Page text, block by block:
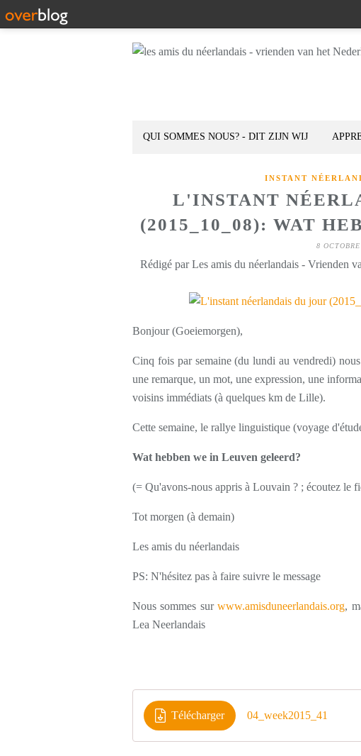
QUI SOMMES NOUS? - DIT ZIJN WIJ
INSTANT
L'INSTANT
(2015_10_08): WAT
8
Rédigé par Les amis du néerlandais - Vrienden
Bonjour (Goeiemorgen),
Cinq fois par semaine (du lundi au vendredi)
une remarque, un mot, une expression, une
voisins immédiats (à quelques km de Lille).
Cette semaine, le rallye linguistique (voyage
Wat hebben we in Leuven geleerd?
(= Qu'avons-nous appris à Louvain ? ; écoutez le
Tot morgen (à demain)
Les amis du néerlandais
PS: N'hésitez pas à faire suivre le message
Nous sommes surwww.amisduneerlandais.org,
Lea Neerlandais
Télécharger 04_week2015_41